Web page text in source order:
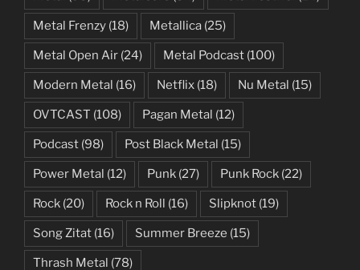
Metal Frenzy (18) Metallica (25)
Metal Open Air (24) Metal Podcast (100)
Modern Metal (16) Netflix (18) Nu Metal (15)
OVTCAST (108) Pagan Metal (12)
Podcast (98) Post Black Metal (15)
Power Metal (12) Punk (27) Punk Rock (22)
Rock (20) Rock n Roll (16) Slipknot (19)
Song Zitat (16) Summer Breeze (15)
Thrash Metal (78)